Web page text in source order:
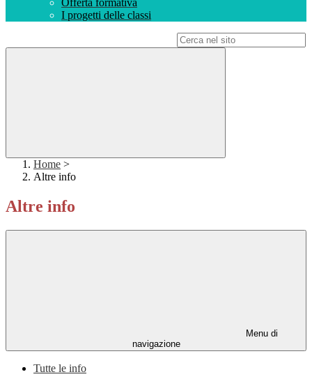
Offerta formativa
I progetti delle classi
Home >
Altre info
Altre info
Menu di
navigazione
Tutte le info